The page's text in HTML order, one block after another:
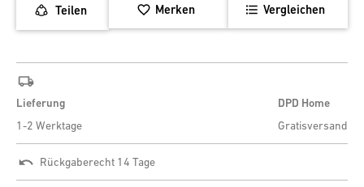
Teilen Merken Vergleichen
Lieferung
1-2 Werktage
DPD Home
Gratisversand
Rückgaberecht 14 Tage